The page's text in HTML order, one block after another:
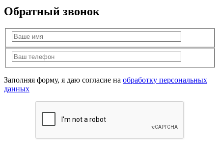
Обратный звонок
Заполняя форму, я даю согласие на обработку персональных
данных